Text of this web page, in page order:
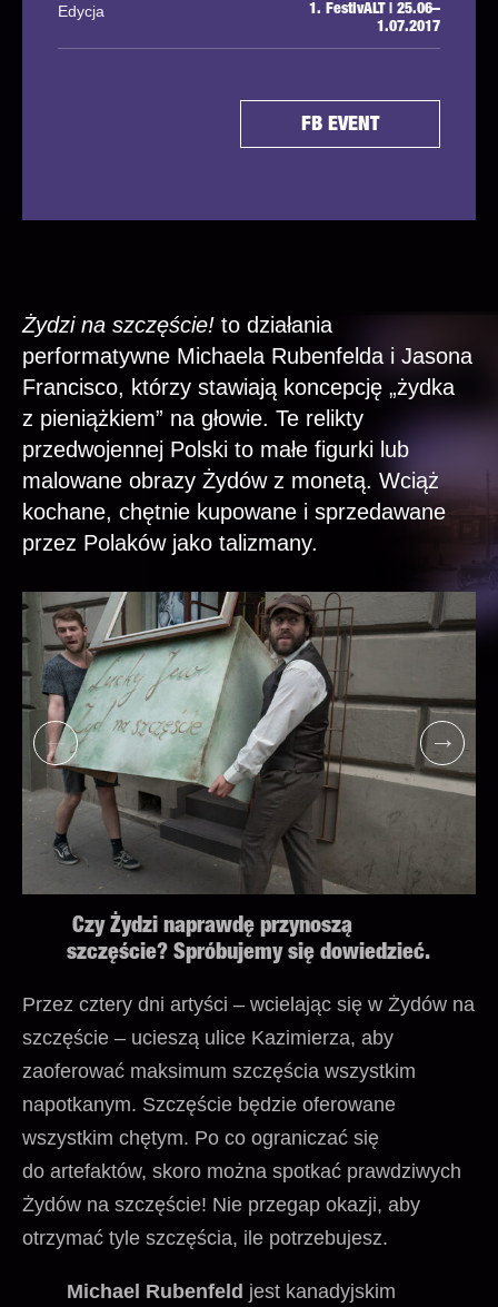
Edycja
1. FestivALT | 25.06–
1.07.2017
FB EVENT
Żydzi na szczęście! to działania
performatywne Michaela Rubenfelda i Jasona
Francisco, którzy stawiają koncepcję „żydka
z pieniążkiem” na głowie. Te relikty
przedwojennej Polski to małe figurki lub
malowane obrazy Żydów z monetą. Wciąż
kochane, chętnie kupowane i sprzedawane
przez Polaków jako talizmany.
Czy Żydzi naprawdę przynoszą
szczęście? Spróbujemy się dowiedzieć.
Przez cztery dni artyści – wcielając się w Żydów na
szczęście – ucieszą ulice Kazimierza, aby
zaoferować maksimum szczęścia wszystkim
napotkanym. Szczęście będzie oferowane
wszystkim chętym. Po co ograniczać się
do artefaktów, skoro można spotkać prawdziwych
Żydów na szczęście! Nie przegap okazji, aby
otrzymać tyle szczęścia, ile potrzebujesz.
Michael Rubenfeld jest kanadyjskim